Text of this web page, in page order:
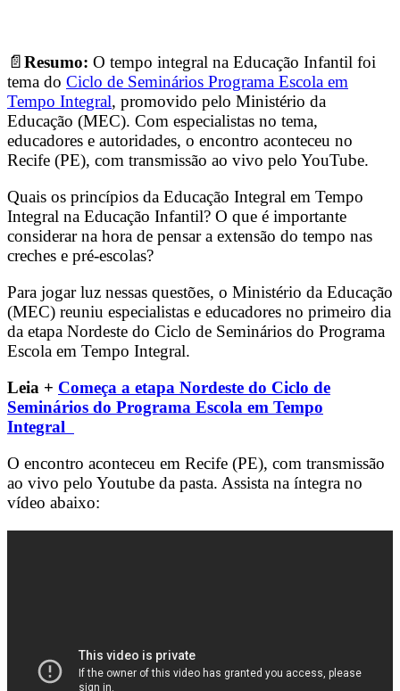
📄Resumo: O tempo integral na Educação Infantil foi
tema do Ciclo de Seminários Programa Escola em
Tempo Integral, promovido pelo Ministério da
Educação (MEC). Com especialistas no tema,
educadores e autoridades, o encontro aconteceu no
Recife (PE), com transmissão ao vivo pelo YouTube.
Quais os princípios da Educação Integral em Tempo
Integral na Educação Infantil? O que é importante
considerar na hora de pensar a extensão do tempo nas
creches e pré-escolas?
Para jogar luz nessas questões, o Ministério da Educação
(MEC) reuniu especialistas e educadores no primeiro dia
da etapa Nordeste do Ciclo de Seminários do Programa
Escola em Tempo Integral.
Leia + Começa a etapa Nordeste do Ciclo de
Seminários do Programa Escola em Tempo
Integral
O encontro aconteceu em Recife (PE), com transmissão
ao vivo pelo Youtube da pasta. Assista na íntegra no
vídeo abaixo: